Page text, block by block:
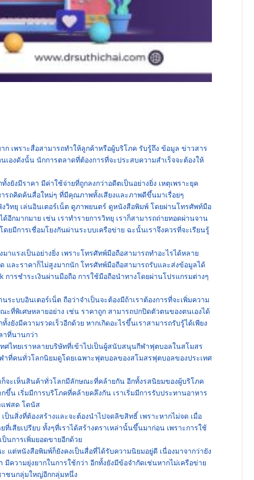
เพราะสื่อสามารถทำให้ลูกค้าหรือผู้บริโภค รับรู้ถึง ข้อมูล ข่าวสาร
งดังนั้น นักการตลาดที่ต้องการที่จะประสบความสำเร็จจะต้องให้
งมีราคา มีค่าใช้จ่ายที่ถูกลงกว่าอดีตเป็นอย่างยิ่ง เหตุเพราะยุค
รถคิดค้นสื่อใหม่ๆ ที่มีคุณภาพทั้งเสียงและภาพดีขึ้นมาเรื่อยๆ
ทยุ เล่นอินเตอร์เน็ต ดูภาพยนตร์ ดูหนังสือพิมพ์ โดยผ่านโทรศัพท์มือ
อีกมากมาย เช่น เราทำรายการวิทยุ เราก็สามารถถ่ายทอดผ่านจาน
ยมีการเชื่อมโยงกันผ่านระบบเครือข่าย ฉะนั้นเราจึงควรที่จะเรียนรู้
แรงเป็นอย่างยิ่ง เพราะโทรศัทพ์มือถือสามารถทำอะไรได้หลาย
และราคาก็ไม่สูงมากนัก โทรศัทพ์มือถือสามารถรับและส่งข้อมูลได้
ารชำระเงินผ่านมือถือ การใช้มือถือนำทางโดยผ่านโปรแกรมต่างๆ
ะบบอินเตอร์เน็ต ถือว่าจำเป็นจะต้องมีถ้าเราต้องการที่จะเพิ่มความ
ที่พิเศษหลายอย่าง เช่น ราคาถูก สามารถปกปิดตัวตนของตนเองได้
ยังมีความรวดเร็วอีกด้วย หากเกิดอะไรขึ้นเราสามารถรับรู้ได้เพียง
าที่นานกว่า
ศไทยเราหลายบริษัทที่เข้าไปเป็นผู้สนับสนุนกีฬาฟุตบอลในสโมสร
าที่คนทั่วโลกนิยมดูโดยเฉพาะฟุตบอลของสโมสรฟุตบอลของประเทศ
จะเห็นสินค้าทั่วโลกมีลักษณะที่คล้ายกัน อีกทั้งรสนิยมของผู้บริโภค
น เริ่มมีการบริโภคที่คล้ายคลึงกัน เราเริ่มมีการรับประทานอาหาร
แฟสด โดนัส
นสิ่งที่ต้องสร้างและจะต้องนำไปจดลิขสิทธิ์ เพราะหากไม่จด เมื่อ
สียเปรียบ ทั้งๆที่เราได้สร้างตราเหล่านั้นขึ้นมาก่อน เพราะการใช้
นการเพิ่มยอดขายอีกด้วย
ต่หนังสือพิมพ์ก็ยังคงเป็นสื่อที่ได้รับความนิยมอยู่ดี เนื่องมาจากว่ายัง
ความยุ่งยากในการใช้กว่า อีกทั้งยังมีข้อจำกัดเช่นหากไม่เครือข่าย
าชนกลุ่มใหญ่อีกกลุ่มหนึ่ง